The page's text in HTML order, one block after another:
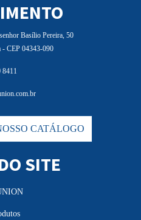
Basílio Pereira, 50
- CEP 04343-090
8411
CATÁLOGO
SITE